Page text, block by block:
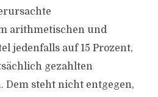
arithmetischen und
jedenfalls auf 15 Prozent,
gezahlten
Dem steht nicht entgegen,